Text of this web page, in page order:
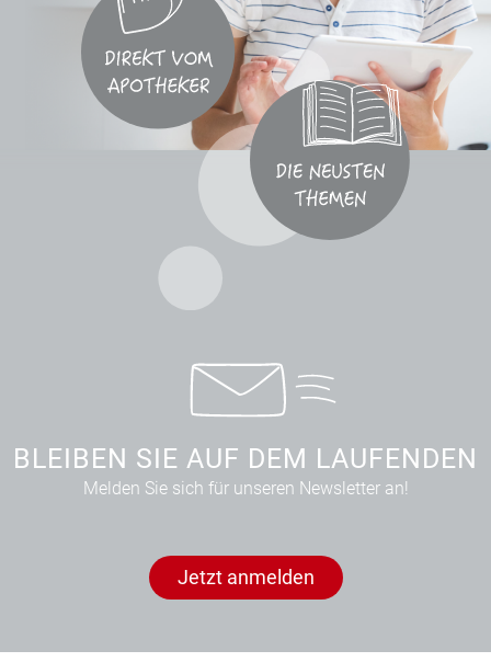
BLEIBEN SIE AUF DEM LAUFENDEN
Melden Sie sich für unseren Newsletter an!
Jetzt anmelden